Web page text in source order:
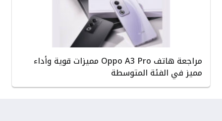
مراجعة هاتف Oppo A3 Pro مميزات قوية وأداء
مميز في الفئة المتوسطة